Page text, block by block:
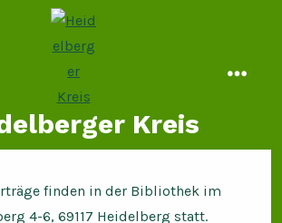
Kreis
finden in der Bibliothek im
4-6, 69117 Heidelberg statt.